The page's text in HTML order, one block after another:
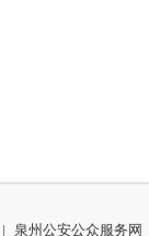
|
泉州公安公众服务网